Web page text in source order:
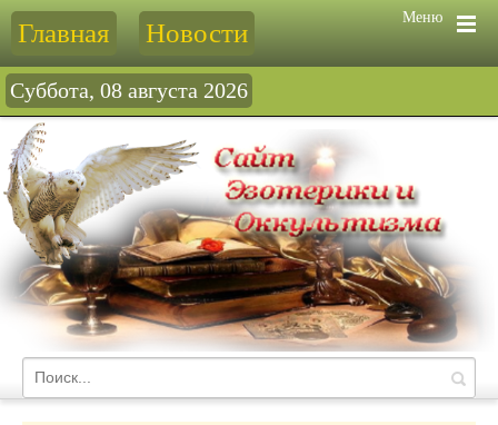
Меню
Главная Новости
Суббота, 08 августа 2026